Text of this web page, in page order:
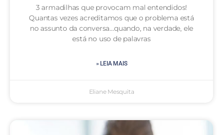
3 armadilhas que provocam mal entendidos!
Quantas vezes acreditamos que o problema está
no assunto da conversa…quando, na verdade, ele
está no uso de palavras
» LEIA MAIS
Eliane Mesquita